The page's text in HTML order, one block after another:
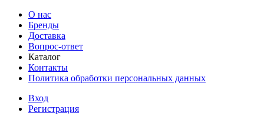
О нас
Бренды
Доставка
Вопрос-ответ
Каталог
Контакты
Политика обработки персональных данных
Вход
Регистрация